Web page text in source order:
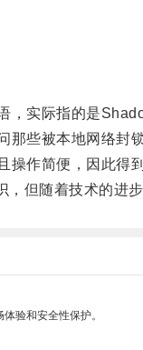
实际指的是
些被本地网络封锁
作简便，因此得到
随着技术的进步
验和安全性保护。